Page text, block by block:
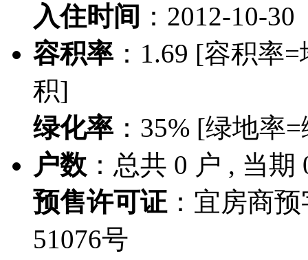
入住时间 ：2012-10-30
容积率 ：1.69 [容积率=
积]
绿化率 ：35% [绿地率
户数 ：总共 0 户 , 当
预售许可证 ：宜房商
51076号